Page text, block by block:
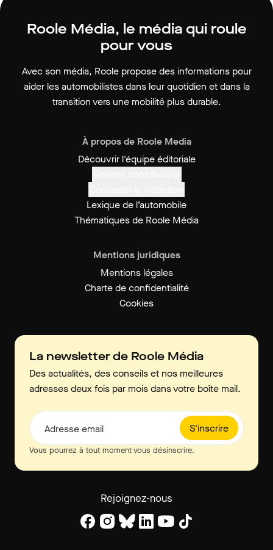
Roole Média, le média qui roule
pour vous
Avec son média, Roole propose des informations pour
aider les automobilistes dans leur quotidien et dans la
transition vers une mobilité plus durable.
À propos de Roole Media
Découvrir l'équipe éditoriale
Lexique de l’automobile
Thématiques de Roole Média
Mentions juridiques
Mentions légales
Charte de confidentialité
Cookies
La newsletter de Roole Média
Des actualités, des conseils et nos meilleures
adresses deux fois par mois dans votre boîte mail.
S'inscrire
Adresse email
Vous pourrez à tout moment vous désinscrire.
Rejoignez-nous